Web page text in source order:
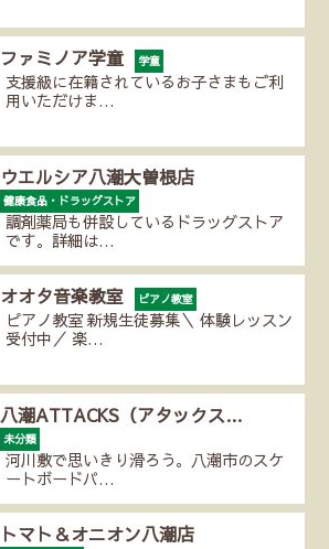
ファミノア学童 学童
支援級に在籍されているお子さまもご利
用いただけま…
ウエルシア八潮大曽根店
健康食品・ドラッグストア
調剤薬局も併設しているドラッグストア
です。詳細は…
オオタ音楽教室 ピアノ教室
ピアノ教室 新規生徒募集＼ 体験レッスン
受付中／ 楽…
八潮ATTACKS（アタックス…
未分類
河川敷で思いきり滑ろう。八潮市のスケ
ートボードパ…
トマト＆オニオン八潮店